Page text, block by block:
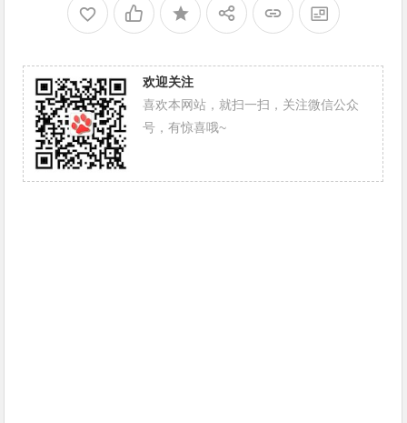
欢迎关注
喜欢本网站，就扫一扫，关注微信公众
号，有惊喜哦~